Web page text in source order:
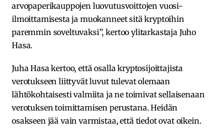
arvopaperikauppojen luovutusvoittojen vuosi-
ilmoittamisesta ja muokanneet sitä kryptoihin
paremmin soveltuvaksi”, kertoo ylitarkastaja Juho
Hasa.
Juha Hasa kertoo, että osalla kryptosijoittajista
verotukseen liittyvät luvut tulevat olemaan
lähtökohtaisesti valmiita ja ne toimivat sellaisenaan
verotuksen toimittamisen perustana. Heidän
osakseen jää vain varmistaa, että tiedot ovat oikein.